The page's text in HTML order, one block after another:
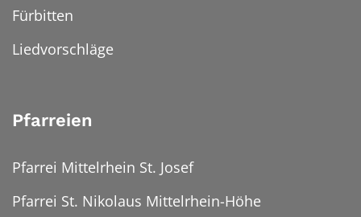
Fürbitten
Liedvorschläge
Pfarreien
Pfarrei Mittelrhein St. Josef
Pfarrei St. Nikolaus Mittelrhein-Höhe